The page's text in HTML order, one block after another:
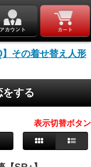
】その着せ替え人形
をする
表示切替ボタン